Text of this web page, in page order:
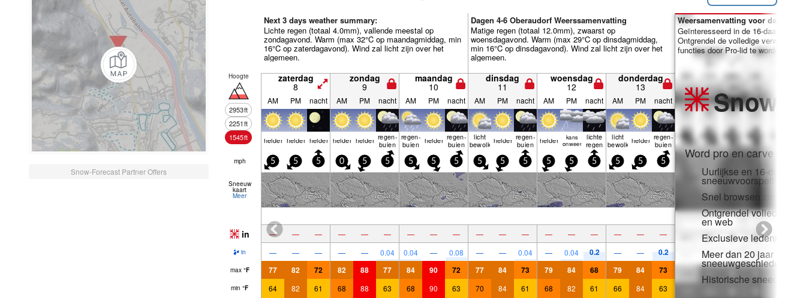
Snow-Forecast Partner Offers
Next 3 days weather summary:
Lichte regen (totaal 4.0mm), vallende meestal op
zondagavond. Warm (max 32°C op maandagmiddag, min
16°C op zaterdagavond). Wind zal licht zijn over het
algemeen.
Dagen 4-6 Oberaudorf Weerssamenvatting
Matige regen (totaal 12.0mm), zwaarst op
woensdagavond. Warm (max 29°C op dinsdagmiddag,
min 16°C op dinsdagavond). Wind zal licht zijn over het
algemeen.
Hoogte
2953ft
2251ft
1545ft
zaterdag
8
zondag
9
maandag
10
dinsdag
11
woensdag
12
donderdag
13
AM PM nacht AM PM nacht AM PM nacht AM PM nacht AM PM nacht AM PM nacht
helder helder helder helder helder regen­
buien
regen­
buien helder regen­
buien
licht
bewolkt helder regen­
buien helder kans
onweer
lichte
regen
licht
bewolkt helder regen­
buien
mph 5 5 5 0 5 5 5 5 5 5 5 5 5 5 5 5 5 5
Sneeuw
kaart
Meer
in — — — — — — — — — — — — — — — — — —
in — — — — — 0.04 0.04 — 0.08 — — 0.04 — 0.04 0.2 — — 0.2
max °F 77 82 72 82 88 77 84 90 72 77 84 73 79 84 68 79 84 73
min °F 64 82 61 68 88 63 68 90 63 70 84 61 68 82 61 66 84 63
Weersamenvatting voor dagen 7-
Geïnteresseerd in de 16-daagse
Ontgrendel de volledige
functies door Pro-lid te worden.
Snow
Word pro en carve uit:
Uurlijkse en 16-daagse
sneeuwvoorspellingen
Snel browsen zonder
Ontgrendel volledige
en web
Exclusieve
Meer dan 20 jaar
sneeuwgeschiedenis
Historische